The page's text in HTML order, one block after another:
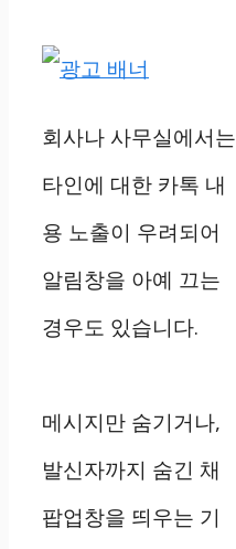
회사나 사무실에서는
타인에 대한 카톡 내
용 노출이 우려되어
알림창을 아예 끄는
경우도 있습니다.
메시지만 숨기거나,
발신자까지 숨긴 채
팝업창을 띄우는 기